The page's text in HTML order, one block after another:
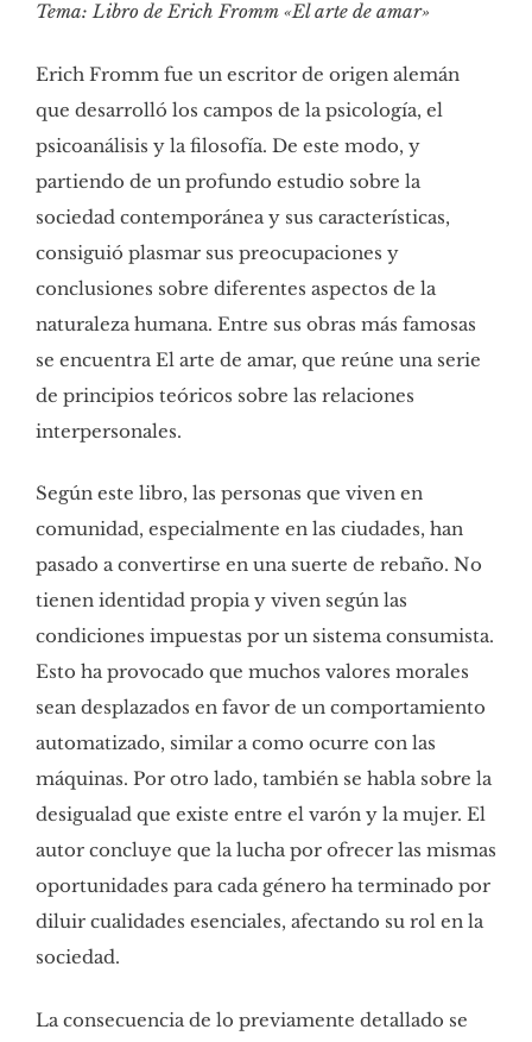
Tema: Libro de Erich Fromm «El arte de amar»
Erich Fromm fue un escritor de origen alemán
que desarrolló los campos de la psicología, el
psicoanálisis y la filosofía. De este modo, y
partiendo de un profundo estudio sobre la
sociedad contemporánea y sus características,
consiguió plasmar sus preocupaciones y
conclusiones sobre diferentes aspectos de la
naturaleza humana. Entre sus obras más famosas
se encuentra El arte de amar, que reúne una serie
de principios teóricos sobre las relaciones
interpersonales.
Según este libro, las personas que viven en
comunidad, especialmente en las ciudades, han
pasado a convertirse en una suerte de rebaño. No
tienen identidad propia y viven según las
condiciones impuestas por un sistema consumista.
Esto ha provocado que muchos valores morales
sean desplazados en favor de un comportamiento
automatizado, similar a como ocurre con las
máquinas. Por otro lado, también se habla sobre la
desigualad que existe entre el varón y la mujer. El
autor concluye que la lucha por ofrecer las mismas
oportunidades para cada género ha terminado por
diluir cualidades esenciales, afectando su rol en la
sociedad.
La consecuencia de lo previamente detallado se